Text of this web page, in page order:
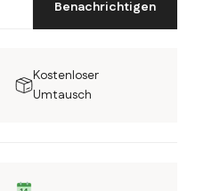
Benachrichtigen
Kostenloser
Umtausch